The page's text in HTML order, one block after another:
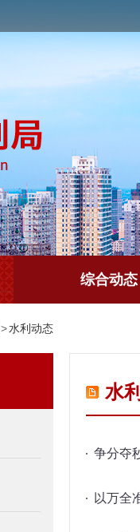
综合动态
>水利动态
水
争分夺
以万全